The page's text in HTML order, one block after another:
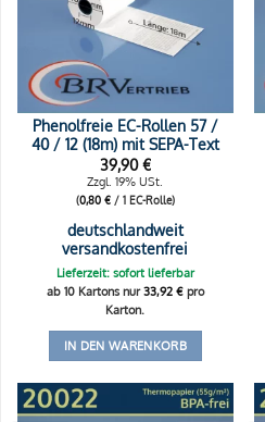
Phenolfreie EC-Rollen 57 /
40 / 12 (18m) mit SEPA-Text
39,90€
Zzgl. 19% USt.
(0,80 €/ 1 EC-Rolle)
deutschlandweit
versandkostenfrei
Lieferzeit: sofort lieferbar
ab 10 Kartons nur33,92 €pro
Karton.
IN DEN WARENKORB